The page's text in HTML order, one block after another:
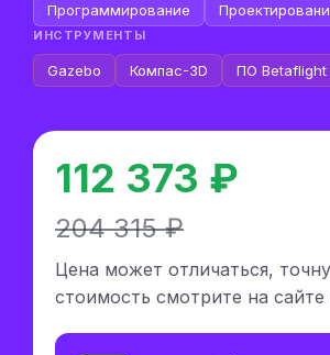
Программирование
ИНСТРУМЕНТЫ
Gazebo Компас-3D ПО Betaflight
112 373 ₽
204 315 ₽
Цена может отличаться,
стоимость смотрите на сайте